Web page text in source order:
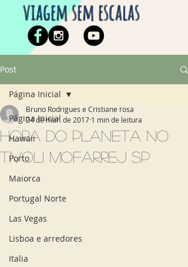
viagem sem escalas
Post
Página Inicial
Hawaii
Porto
Maiorca
Portugal Norte
Las Vegas
Lisboa e arredores
Italia
Página Inicial
Hora do planeta no
Tivoli Mofarrej SP
Bruno Rodrigues e Cristiane rosa
24 de mar. de 2017 1 min de leitura